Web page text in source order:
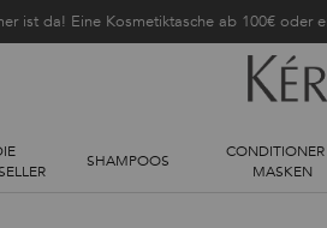
ist da! Eine Kosmetiktasche ab 100€
SHAMPOOS
MASKEN